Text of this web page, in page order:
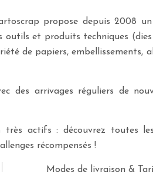
propose depuis 2008
et produits techniques
de papiers, embellissements,
des arrivages réguliers de
actifs : découvrez toutes
récompensés !
Modes de livraison &